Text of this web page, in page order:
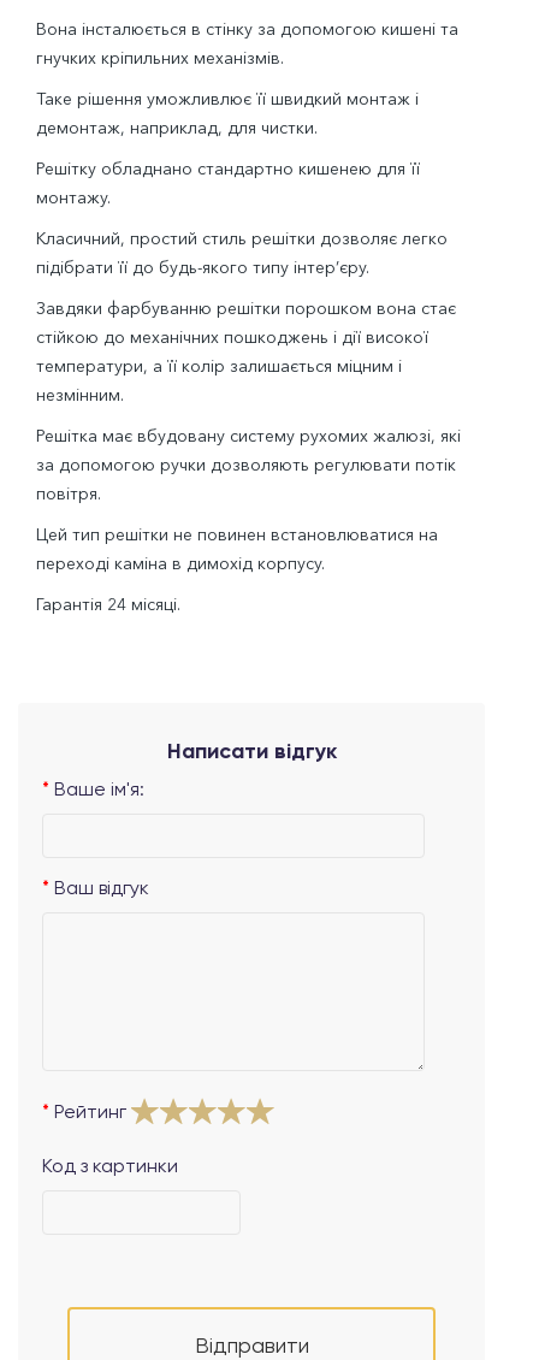
Вона інсталюється в стінку за допомогою кишені та
гнучких кріпильних механізмів.
Таке рішення уможливлює її швидкий монтаж і
демонтаж, наприклад, для чистки.
Решітку обладнано стандартно кишенею для її
монтажу.
Класичний, простий стиль решітки дозволяє легко
підібрати її до будь-якого типу інтер’єру.
Завдяки фарбуванню решітки порошком вона стає
стійкою до механічних пошкоджень і дії високої
температури, а її колір залишається міцним і
незмінним.
Решітка має вбудовану систему рухомих жалюзі, які
за допомогою ручки дозволяють регулювати потік
повітря.
Цей тип решітки не повинен встановлюватися на
переході каміна в димохід корпусу.
Гарантія 24 місяці.
Написати відгук
Ваше ім'я:
Ваш відгук
Рейтинг
Код з картинки
Відправити